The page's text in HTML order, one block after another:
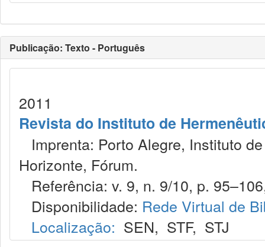
Publicação: Texto - Português
2011
Revista do Instituto de
Imprenta: Porto Alegre, Instituto
Horizonte, Fórum.
Referência: v. 9, n. 9/10, p.
Disponibilidade: Rede Virtual de
Localização: SEN, STF, STJ